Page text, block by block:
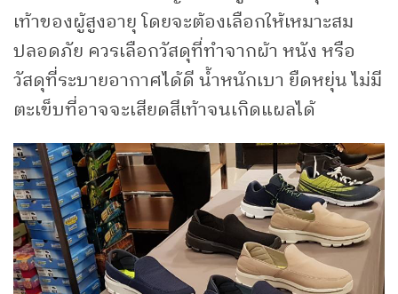
เท้าของผู้สูงอายุ โดยจะต้องเลือกให้เหมาะสม
ปลอดภัย ควรเลือกวัสดุที่ทำจากผ้า หนัง หรือ
วัสดุที่ระบายอากาศได้ดี น้ำหนักเบา ยืดหยุ่น ไม่มี
ตะเข็บที่อาจจะเสียดสีเท้าจนเกิดแผลได้